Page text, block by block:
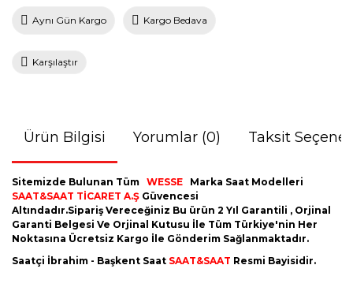
Aynı Gün Kargo Kargo Bedava
Karşılaştır
Ürün Bilgisi Yorumlar (0) Taksit
Sitemizde Bulunan Tüm WESSE
Marka Saat Modelleri
SAAT&SAAT TİCARET A.Ş Güvencesi
Altındadır.Sipariş Vereceğiniz Bu ürün 2 Yıl Garantili , Orjinal
Garanti Belgesi Ve Orjinal Kutusu İle Tüm Türkiye'nin Her
Noktasına Ücretsiz Kargo İle Gönderim Sağlanmaktadır.
Saatçi İbrahim - Başkent Saat SAAT&SAAT Resmi Bayisidir.